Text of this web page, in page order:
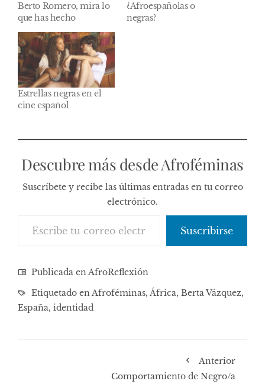
Berto Romero, mira lo
que has hecho
¿Afroespañolas o
negras?
Estrellas negras en el
cine español
Descubre más desde Afroféminas
Suscríbete y recibe las últimas entradas en tu correo
electrónico.
Suscribirse
Publicada enAfroReflexión
Etiquetado enAfroféminas, África, Berta Vázquez,
España, identidad
Anterior
Comportamiento de Negro/a